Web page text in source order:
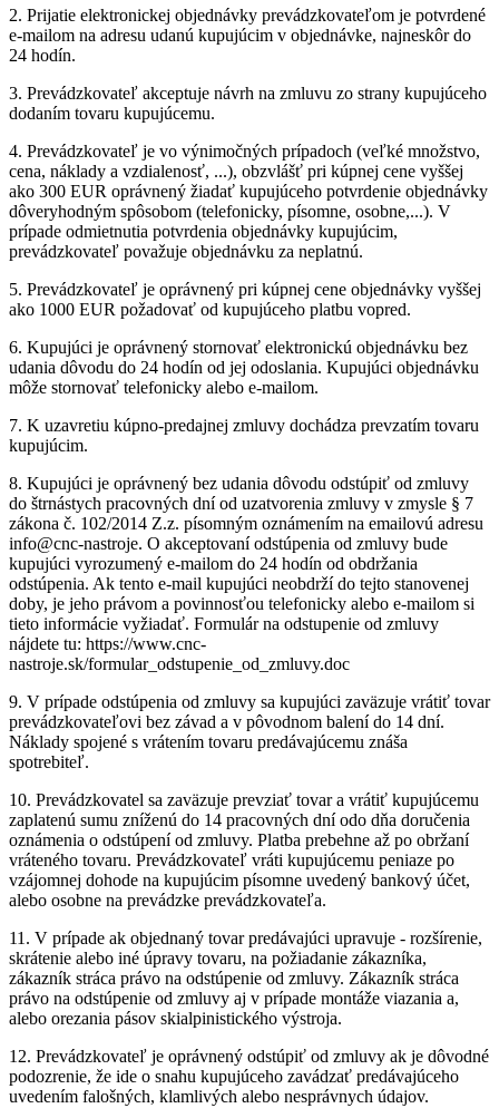
2. Prijatie elektronickej objednávky prevádzkovateľom je potvrdené
e-mailom na adresu udanú kupujúcim v objednávke, najneskôr do
24 hodín.
3. Prevádzkovateľ akceptuje návrh na zmluvu zo strany kupujúceho
dodaním tovaru kupujúcemu.
4. Prevádzkovateľ je vo výnimočných prípadoch (veľké množstvo,
cena, náklady a vzdialenosť, ...), obzvlášť pri kúpnej cene vyššej
ako 300 EUR oprávnený žiadať kupujúceho potvrdenie objednávky
dôveryhodným spôsobom (telefonicky, písomne, osobne,...). V
prípade odmietnutia potvrdenia objednávky kupujúcim,
prevádzkovateľ považuje objednávku za neplatnú.
5. Prevádzkovateľ je oprávnený pri kúpnej cene objednávky vyššej
ako 1000 EUR požadovať od kupujúceho platbu vopred.
6. Kupujúci je oprávnený stornovať elektronickú objednávku bez
udania dôvodu do 24 hodín od jej odoslania. Kupujúci objednávku
môže stornovať telefonicky alebo e-mailom.
7. K uzavretiu kúpno-predajnej zmluvy dochádza prevzatím tovaru
kupujúcim.
8. Kupujúci je oprávnený bez udania dôvodu odstúpiť od zmluvy
do štrnástych pracovných dní od uzatvorenia zmluvy v zmysle § 7
zákona č. 102/2014 Z.z. písomným oznámením na emailovú adresu
info@cnc-nastroje. O akceptovaní odstúpenia od zmluvy bude
kupujúci vyrozumený e-mailom do 24 hodín od obdržania
odstúpenia. Ak tento e-mail kupujúci neobdrží do tejto stanovenej
doby, je jeho právom a povinnosťou telefonicky alebo e-mailom si
tieto informácie vyžiadať. Formulár na odstupenie od zmluvy
nájdete tu: https://www.cnc-
nastroje.sk/formular_odstupenie_od_zmluvy.doc
9. V prípade odstúpenia od zmluvy sa kupujúci zaväzuje vrátiť tovar
prevádzkovateľovi bez závad a v pôvodnom balení do 14 dní.
Náklady spojené s vrátením tovaru predávajúcemu znáša
spotrebiteľ.
10. Prevádzkovatel sa zaväzuje prevziať tovar a vrátiť kupujúcemu
zaplatenú sumu zníženú do 14 pracovných dní odo dňa doručenia
oznámenia o odstúpení od zmluvy. Platba prebehne až po obržaní
vráteného tovaru. Prevádzkovateľ vráti kupujúcemu peniaze po
vzájomnej dohode na kupujúcim písomne uvedený bankový účet,
alebo osobne na prevádzke prevádzkovateľa.
11. V prípade ak objednaný tovar predávajúci upravuje - rozšírenie,
skrátenie alebo iné úpravy tovaru, na požiadanie zákazníka,
zákazník stráca právo na odstúpenie od zmluvy. Zákazník stráca
právo na odstúpenie od zmluvy aj v prípade montáže viazania a,
alebo orezania pásov skialpinistického výstroja.
12. Prevádzkovateľ je oprávnený odstúpiť od zmluvy ak je dôvodné
podozrenie, že ide o snahu kupujúceho zavádzať predávajúceho
uvedením falošných, klamlivých alebo nesprávnych údajov.